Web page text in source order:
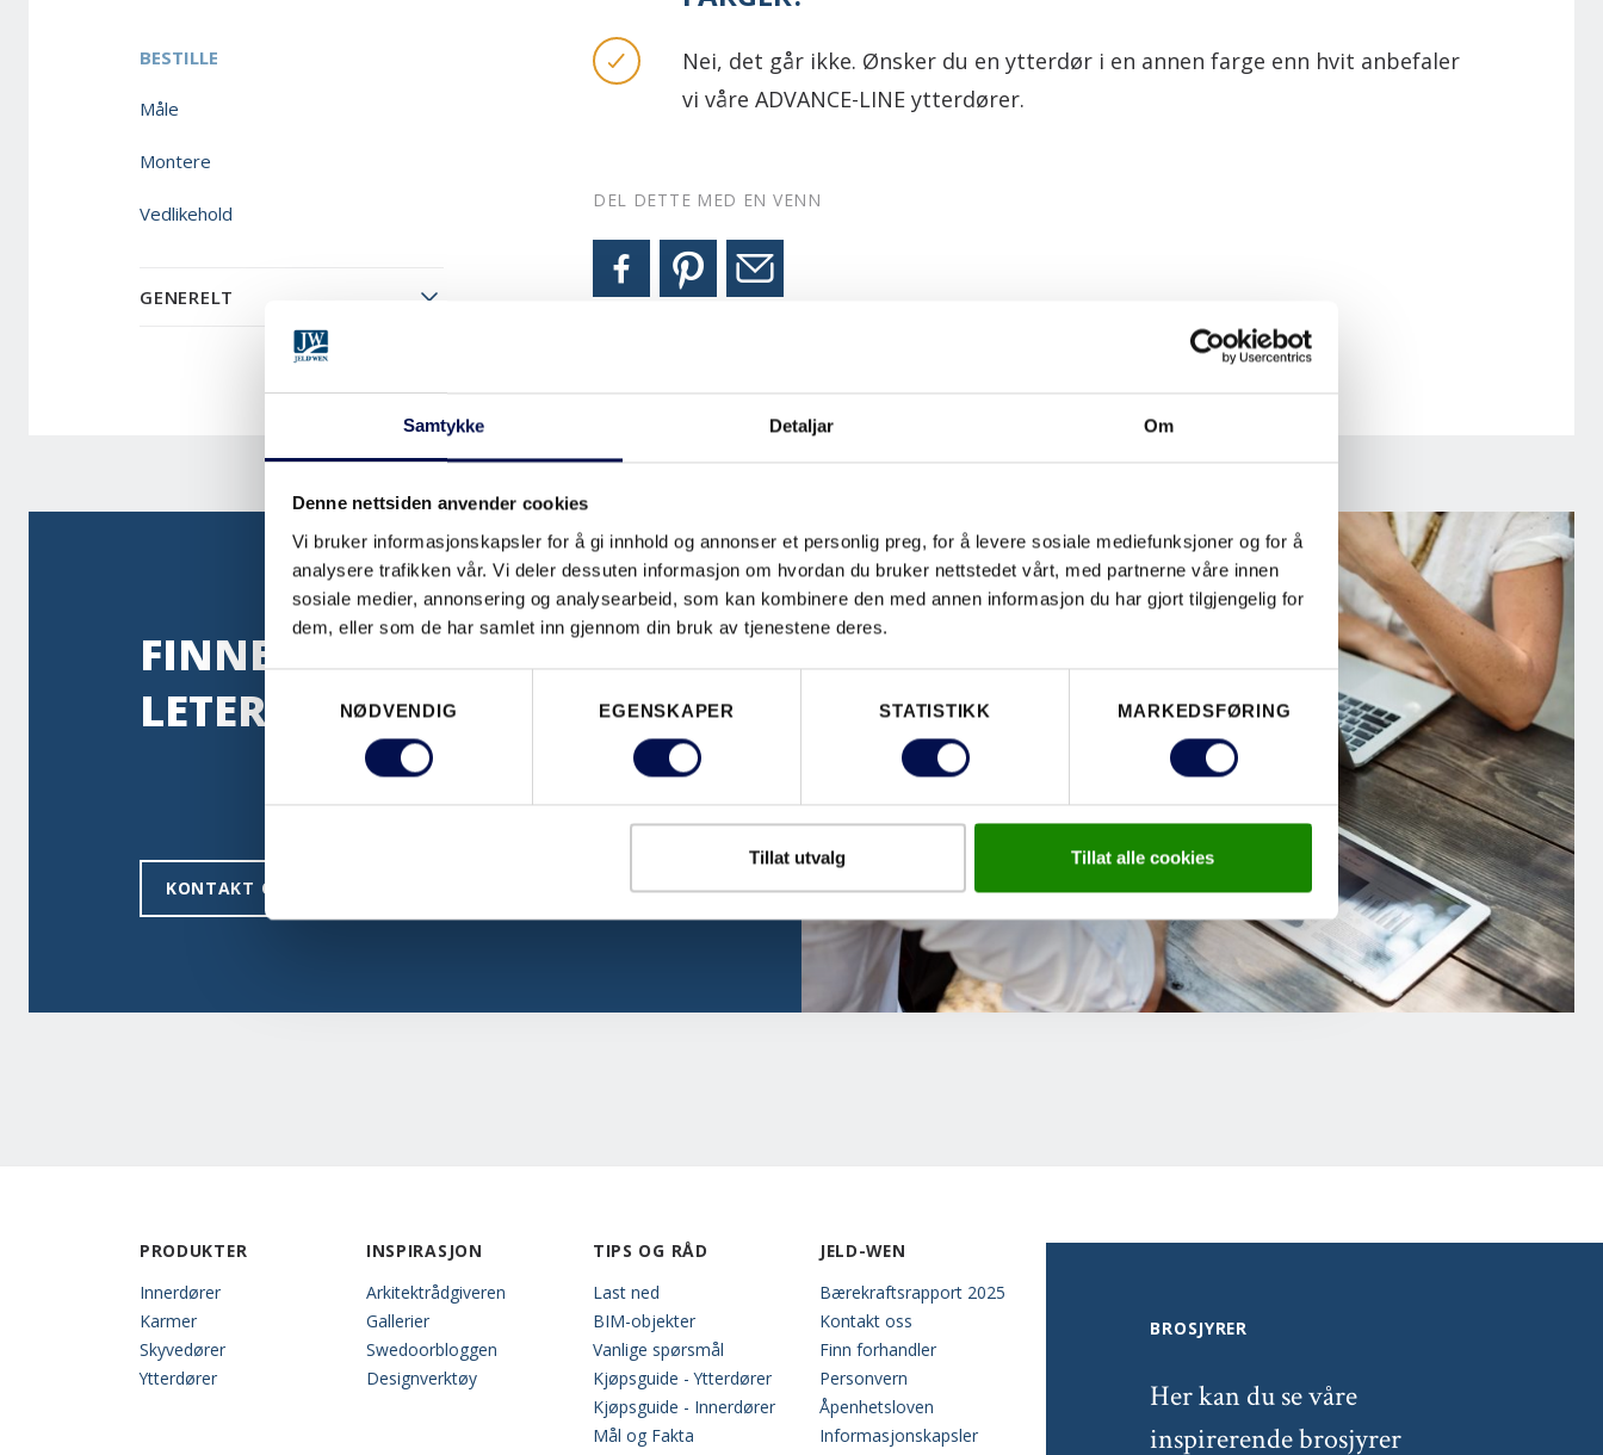
Samtykke Detaljar Om
Denne nettsiden anvender cookies
Vi bruker informasjonskapsler for å gi innhold og annonser et personlig preg, for å levere sosiale mediefunksjoner og for å
analysere trafikken vår. Vi deler dessuten informasjon om hvordan du bruker nettstedet vårt, med partnerne våre innen
sosiale medier, annonsering og analysearbeid, som kan kombinere den med annen informasjon du har gjort tilgjengelig for
dem, eller som de har samlet inn gjennom din bruk av tjenestene deres.
NØDVENDIG EGENSKAPER STATISTIKK MARKEDSFØRING
Tillat utvalg Tillat alle cookies
Nei, det går ikke. Ønsker du en ytterdør i en annen farge enn hvit anbefaler
vi våre ADVANCE-LINE ytterdører.
DEL DETTE MED EN VENN
BESTILLE
Måle
Montere
Vedlikehold
GENERELT
FINNER DU IKKE DET DU
LETER ETTER?
KONTAKT OSS
PRODUKTER
Innerdører
Karmer
Skyvedører
Ytterdører
INSPIRASJON
Arkitektrådgiveren
Gallerier
Swedoorbloggen
Designverktøy
TIPS OG RÅD
Last ned
BIM-objekter
Vanlige spørsmål
Kjøpsguide - Ytterdører
Kjøpsguide - Innerdører
Mål og Fakta
JELD-WEN
Bærekraftsrapport 2025
Kontakt oss
Finn forhandler
Personvern
Åpenhetsloven
Informasjonskapsler
BROSJYRER
Her kan du se våre
inspirerende brosjyrer